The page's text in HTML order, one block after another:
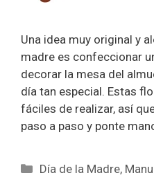
Una idea muy original y
madre es confeccionar
decorar la mesa del
día tan especial. Estas
fáciles de realizar, así
paso a paso y ponte
Día de la Madre,